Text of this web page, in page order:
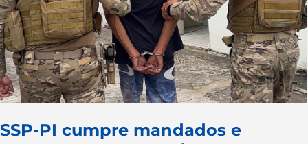
SSP-PI cumpre mandados e